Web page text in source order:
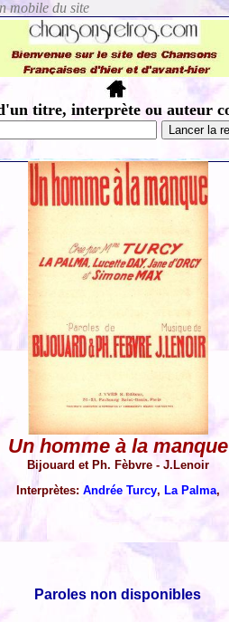
titre, interprète ou auteur
Un homme à la manque
Bijouard et Ph. Fèbvre - J.Lenoir
Interprètes: Andrée Turcy, La Palma,
Paroles non disponibles